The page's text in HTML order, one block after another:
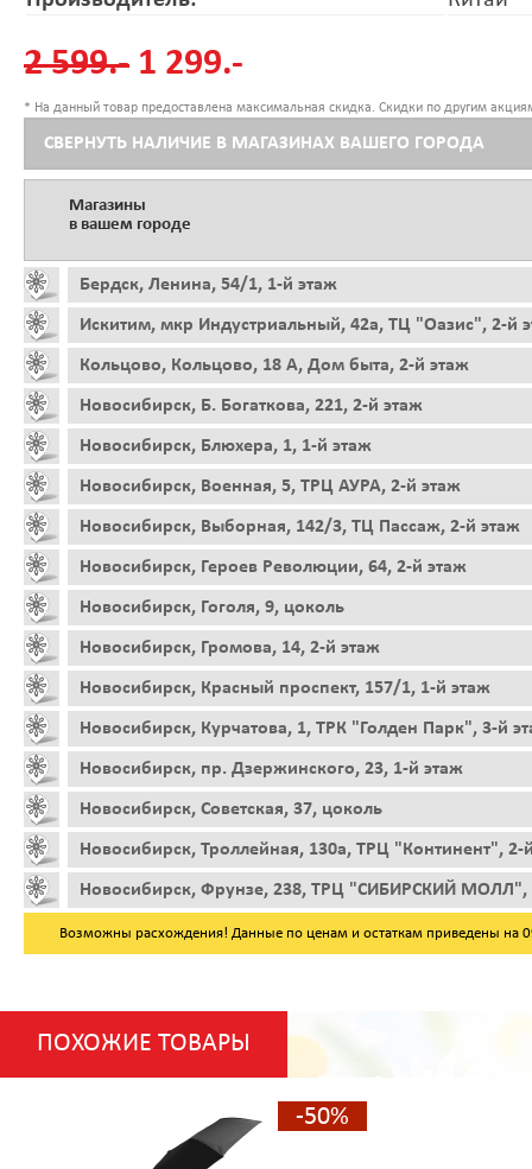
2 599.- 1 299.-
* На данный товар предоставлена максимальная скидка. Скидки по другим
СВЕРНУТЬ НАЛИЧИЕ В МАГАЗИНАХ ВАШЕГО ГОРОДА
Магазины
в вашем городе
Бердск, Ленина, 54/1, 1-й этаж
Искитим, мкр Индустриальный, 42а, ТЦ "Оазис", 2-й
Кольцово, Кольцово, 18 А, Дом быта, 2-й этаж
Новосибирск, Б. Богаткова, 221, 2-й этаж
Новосибирск, Блюхера, 1, 1-й этаж
Новосибирск, Военная, 5, ТРЦ АУРА, 2-й этаж
Новосибирск, Выборная, 142/3, ТЦ Пассаж, 2-й этаж
Новосибирск, Героев Революции, 64, 2-й этаж
Новосибирск, Гоголя, 9, цоколь
Новосибирск, Громова, 14, 2-й этаж
Новосибирск, Красный проспект, 157/1, 1-й этаж
Новосибирск, Курчатова, 1, ТРК "Голден Парк", 3-й
Новосибирск, пр. Дзержинского, 23, 1-й этаж
Новосибирск, Советская, 37, цоколь
Новосибирск, Троллейная, 130а, ТРЦ "Континент", 2-
Новосибирск, Фрунзе, 238, ТРЦ "СИБИРСКИЙ МОЛЛ",
Возможны расхождения! Данные по ценам и остаткам приведены на
ПОХОЖИЕ ТОВАРЫ
-50%